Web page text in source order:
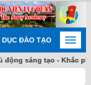
DỤC ĐÀO TẠO
Toggle
tạo - Khắc phục